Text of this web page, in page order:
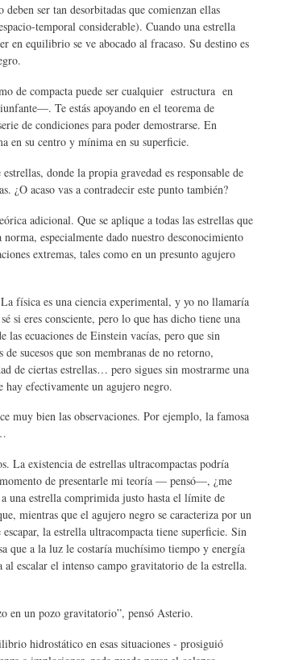
ser tan desorbitadas que comienzan ellas
temporal considerable). Cuando una estrella
en equilibrio se ve abocado al fracaso. Su destino es
de compacta puede ser cualquier estructura en
Te estás apoyando en el teorema de
de condiciones para poder demostrarse. En
en su centro y mínima en su superficie.
donde la propia gravedad es responsable de
¿O acaso vas a contradecir este punto también?
adicional. Que se aplique a todas las estrellas que
especialmente dado nuestro desconocimiento
extremas, tales como en un presunto agujero
física es una ciencia experimental, y yo no llamaría
si eres consciente, pero lo que has dicho tiene una
ecuaciones de Einstein vacías, pero que sin
sucesos que son membranas de no retorno,
de ciertas estrellas… pero sigues sin mostrarme una
efectivamente un agujero negro.
muy bien las observaciones. Por ejemplo, la famosa
La existencia de estrellas ultracompactas podría
de presentarle mi teoría — pensó—, ¿me
una estrella comprimida justo hasta el límite de
mientras que el agujero negro se caracteriza por un
la estrella ultracompacta tiene superficie. Sin
que a la luz le costaría muchísimo tiempo y energía
al escalar el intenso campo gravitatorio de la estrella.
en un pozo gravitatorio”, pensó Asterio.
hidrostático en esas situaciones - prosiguió